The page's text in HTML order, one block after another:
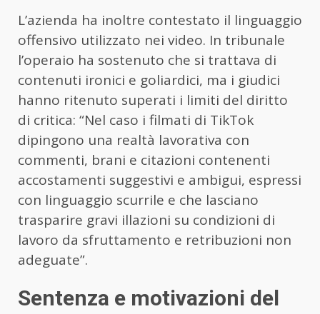
L’azienda ha inoltre contestato il linguaggio
offensivo utilizzato nei video. In tribunale
l’operaio ha sostenuto che si trattava di
contenuti ironici e goliardici, ma i giudici
hanno ritenuto superati i limiti del diritto
di critica: “Nel caso i filmati di TikTok
dipingono una realtà lavorativa con
commenti, brani e citazioni contenenti
accostamenti suggestivi e ambigui, espressi
con linguaggio scurrile e che lasciano
trasparire gravi illazioni su condizioni di
lavoro da sfruttamento e retribuzioni non
adeguate”.
Sentenza e motivazioni del